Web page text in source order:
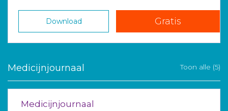
Download Gratis
Medicijnjournaal Toon alle (5)
Medicijnjournaal